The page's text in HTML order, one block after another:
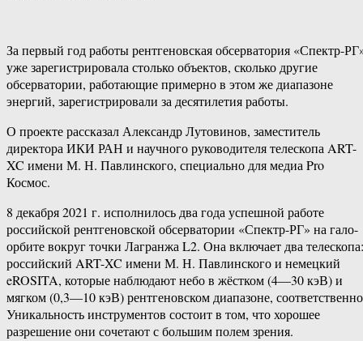
За первый год работы рентгеновская обсерватория «Спектр-
уже зарегистрировала столько объектов, сколько другие
обсерватории, работающие примерно в этом же диапазоне
энергий, зарегистрировали за десятилетия работы.
О проекте рассказал Александр Лутовинов, заместитель
директора ИКИ РАН и научного руководителя телескопа ART-
XC имени М. Н. Павлинского, специально для медиа Pro
Космос.
8 декабря 2021 г. исполнилось два года успешной работе
российской рентгеновской обсерватории «Спектр-РГ» на гало-
орбите вокруг точки Лагранжа L2. Она включает два телескопа:
российский ART-XC имени М. Н. Павлинского и немецкий
eROSITA, которые наблюдают небо в жёстком (4—30 кэВ) и
мягком (0,3—10 кэВ) рентгеновском диапазоне,
Уникальность инструментов состоит в том, что хорошее
разрешение они сочетают с большим полем зрения.